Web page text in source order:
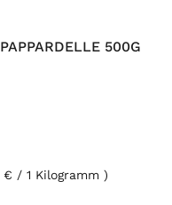
500G
€ / 1 Kilogramm )